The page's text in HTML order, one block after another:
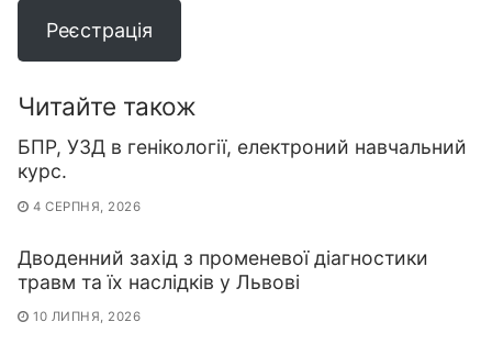
Реєстрація
Читайте також
БПР, УЗД в генікології, електроний навчальний
курс.
4 СЕРПНЯ, 2026
Дводенний захід з променевої діагностики
травм та їх наслідків у Львові
10 ЛИПНЯ, 2026